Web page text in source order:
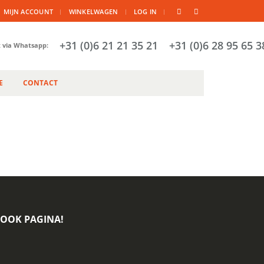
MIJN ACCOUNT WINKELWAGEN LOG IN |
Whatsapp: +31 (0)6 21 21 35 21 +31 (0)6 28 95 65
CONTACT
PAGINA!